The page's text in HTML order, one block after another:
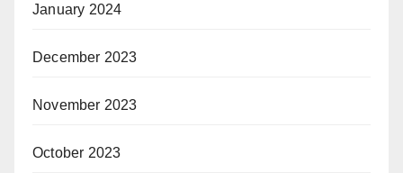
January 2024
December 2023
November 2023
October 2023